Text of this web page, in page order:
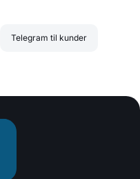
Telegram til kunder